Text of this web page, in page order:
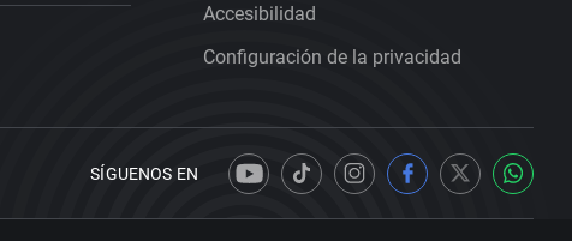
Accesibilidad
Configuración de la privacidad
SÍGUENOS EN